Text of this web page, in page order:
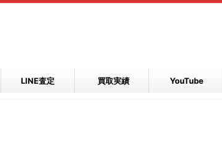
LINE査定 買取実績 YouTube